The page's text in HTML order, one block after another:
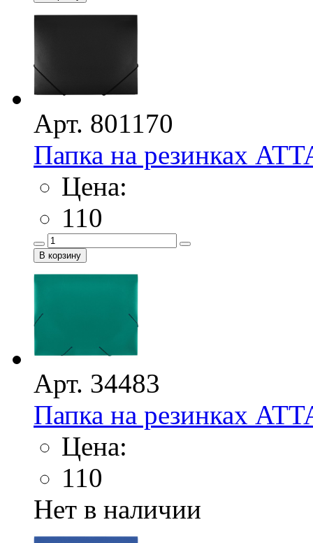
Арт. 801170
Папка на резинках
Цена:
110
Арт. 34483
Папка на резинках
Цена:
110
Нет в наличии